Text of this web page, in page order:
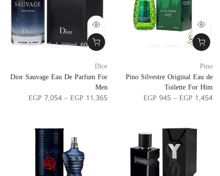
75ml 125ml 300ml
Pino
Pino Silvestre Original Eau de
Toilette For Him
EGP 945 – EGP 1,454
100ml 200ml 60ml
Dior
Dior Sauvage Eau De Parfum For
Men
EGP 7,054 – EGP 11,365